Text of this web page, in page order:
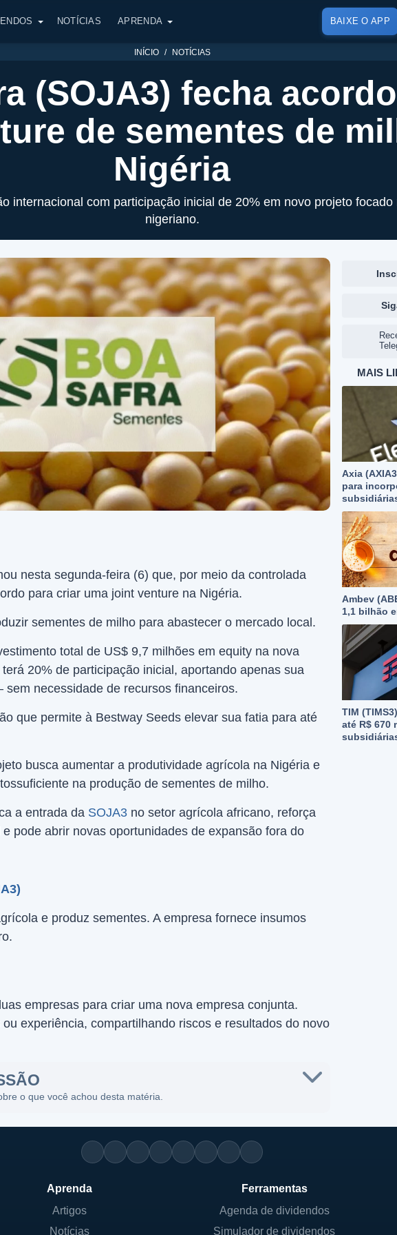
NOTÍCIAS APRENDA BAIXE O APP
INÍCIO NOTÍCIAS
(SOJA3) fecha
de sementes de
Nigéria
internacional com participação inicial de 20% em novo projeto focado
nigeriano.
nesta segunda-feira (6) que, por meio da controlada
para criar uma joint venture na Nigéria.
sementes de milho para abastecer o mercado local.
total de US$ 9,7 milhões em equity na nova
20% de participação inicial, aportando apenas sua
necessidade de recursos financeiros.
que permite à Bestway Seeds elevar sua fatia para até
busca aumentar a produtividade agrícola na Nigéria e
na produção de sementes de milho.
a entrada da SOJA3 no setor agrícola africano, reforça
pode abrir novas oportunidades de expansão fora do
e produz sementes. A empresa fornece insumos
empresas para criar uma nova empresa conjunta.
experiência, compartilhando riscos e resultados do novo
o que você achou desta matéria.
MAIS
Axia
para
Ambev
1,1 bilhão
TIM
até R$ 670
Aprenda
Artigos
Notícias
Ferramentas
Agenda de dividendos
Simulador de dividendos